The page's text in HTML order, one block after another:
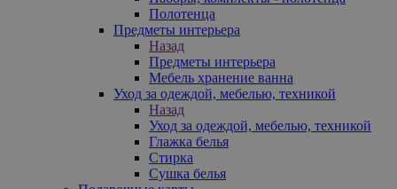
Полотенца
Предметы интерьера
Назад
Предметы интерьера
Мебель хранение ванна
Уход за одеждой, мебелью, техникой
Назад
Уход за одеждой, мебелью, техникой
Глажка белья
Стирка
Сушка белья